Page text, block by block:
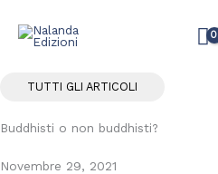
TUTTI GLI ARTICOLI
Buddhisti o non buddhisti?
Novembre 29, 2021